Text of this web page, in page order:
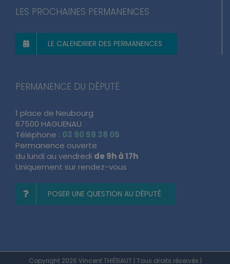
LE CALENDRIER DES PERMANENCES
1 place de Neubourg
67500 HAGUENAU
Téléphone :03 90 59 38 05
Permanence ouverte
du lundi au vendredide 9h à 17h
POSER UNE QUESTION AU DÉPUTÉ